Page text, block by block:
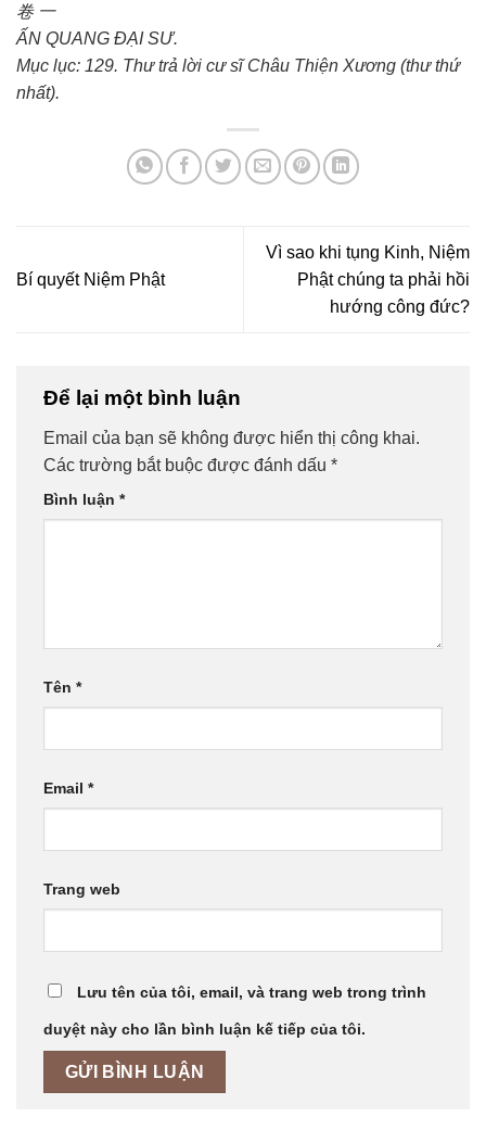
卷 一
ẤN QUANG ĐẠI SƯ.
Mục lục: 129. Thư trả lời cư sĩ Châu Thiện Xương (thư thứ
nhất).
Bí quyết Niệm Phật
Vì sao khi tụng Kinh, Niệm
Phật chúng ta phải hồi
hướng công đức?
Để lại một bình luận
Email của bạn sẽ không được hiển thị công khai.
Các trường bắt buộc được đánh dấu *
Bình luận *
Tên *
Email *
Trang web
Lưu tên của tôi, email, và trang web trong trình
duyệt này cho lần bình luận kế tiếp của tôi.